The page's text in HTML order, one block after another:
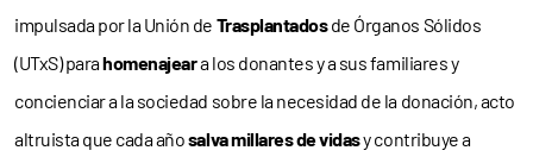
impulsada por la Unión de Trasplantadosde Órganos Sólidos
(UTxS) parahomenajeara los donantes y a sus familiares y
concienciar a la sociedad sobre la necesidad de la donación, acto
altruista que cada añosalva millares de vidasy contribuye a